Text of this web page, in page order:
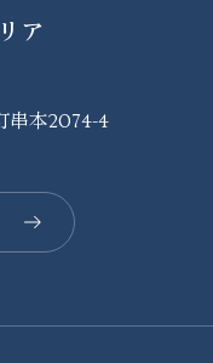
ア
串本2074-4